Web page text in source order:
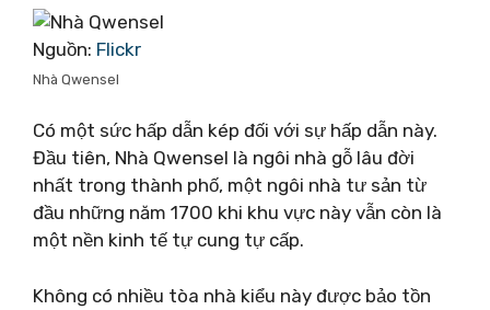
Nguồn: Flickr
Nhà Qwensel
Có một sức hấp dẫn kép đối với sự hấp dẫn này.
Đầu tiên, Nhà Qwensel là ngôi nhà gỗ lâu đời
nhất trong thành phố, một ngôi nhà tư sản từ
đầu những năm 1700 khi khu vực này vẫn còn là
một nền kinh tế tự cung tự cấp.
Không có nhiều tòa nhà kiểu này được bảo tồn